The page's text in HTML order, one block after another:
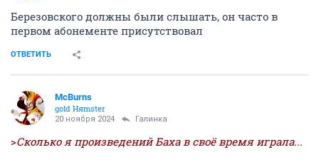
Березовского должны были слышать, он часто в
первом абонементе присутствовал
ОТВЕТИТЬ
McBurns
gold Няmster
20 ноября 2024 Галинка
>Сколько я произведений Баха в своё время играла...